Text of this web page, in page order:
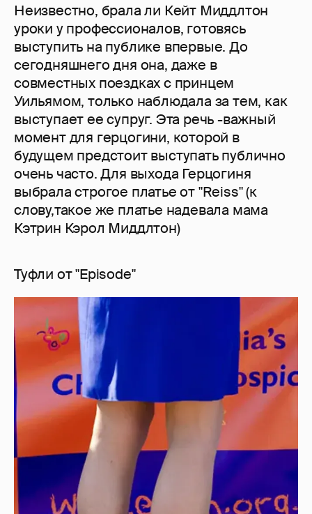
Неизвестно, брала ли Кейт Миддлтон
уроки у профессионалов, готовясь
выступить на публике впервые. До
сегодняшнего дня она, даже в
совместных поездках с принцем
Уильямом, только наблюдала за тем, как
выступает ее супруг. Эта речь -важный
момент для герцогини, которой в
будущем предстоит выступать публично
очень часто. Для выхода Герцогиня
выбрала строгое платье от "Reiss" (к
слову,такое же платье надевала мама
Кэтрин Кэрол Миддлтон)
Туфли от "Episode"